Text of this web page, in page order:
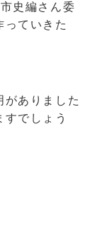
史編さん委
っていきた
がありました
でしょう